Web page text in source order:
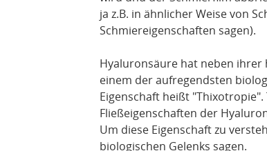
ja z.B. in ähnlicher Weise von
Schmiereigenschaften sagen).
Hyaluronsäure hat neben ihrer
einem der aufregendsten
Eigenschaft heißt
Fließeigenschaften der
Um diese Eigenschaft zu
biologischen Gelenks sagen.